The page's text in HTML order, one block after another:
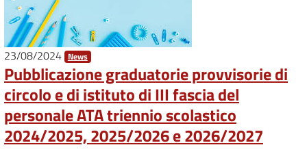
23/08/2024 News
Pubblicazione graduatorie provvisorie di
circolo e di istituto di III fascia del
personale ATA triennio scolastico
2024/2025, 2025/2026 e 2026/2027